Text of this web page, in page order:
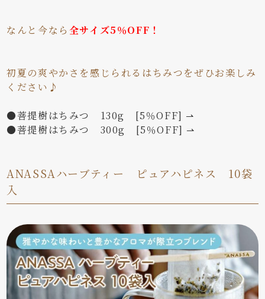
なんと今なら 全サイズ5％OFF！
初夏の爽やかさを感じられるはちみつをぜひお楽しみ
ください♪
●菩提樹はちみつ 130g [5％OFF] ⇀
●菩提樹はちみつ 300g [5％OFF] ⇀
ANASSAハーブティー ピュアハピネス 10袋
入